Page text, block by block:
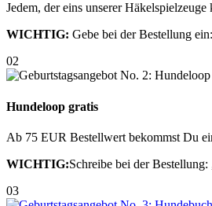
Jedem, der eins unserer
WICHTIG: Gebe bei der Bestellung
02
Hundeloop gratis
Ab 75 EUR Bestellwert bekommst Du
WICHTIG:Schreibe bei der
03